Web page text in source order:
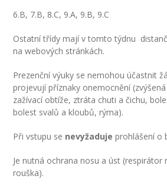
-- Vedení školy
-- Třídní učitelé
-- Vychovatelé
-- Školní poradenské
---- Výchovný poradce
---- Speciální pedagog
6.B, 7.B, 8.C, 9.A, 9.B, 9.C
Ostatní třídy mají v tomto týdnu
na webových stránkách.
Prezenční výuky se nemohou účastnit
projevují příznaky onemocnění
zažívací obtíže, ztráta chuti a čichu,
bolest svalů a kloubů, rýma).
Při vstupu se nevyžaduje prohlášení o
Je nutná ochrana nosu a úst (respirátor
rouška).